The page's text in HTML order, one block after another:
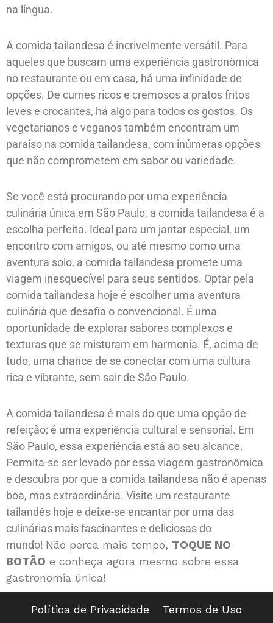
na língua.
A comida tailandesa é incrivelmente versátil. Para
aqueles que buscam uma experiência gastronômica
no restaurante ou em casa, há uma infinidade de
opções. De curries ricos e cremosos a pratos fritos
leves e crocantes, há algo para todos os gostos. Os
vegetarianos e veganos também encontram um
paraíso na comida tailandesa, com inúmeras opções
que não comprometem em sabor ou variedade.
Se você está procurando por uma experiência
culinária única em São Paulo, a comida tailandesa é a
escolha perfeita. Ideal para um jantar especial, um
encontro com amigos, ou até mesmo como uma
aventura solo, a comida tailandesa promete uma
viagem inesquecível para seus sentidos. Optar pela
comida tailandesa hoje é escolher uma aventura
culinária que desafia o convencional. É uma
oportunidade de explorar sabores complexos e
texturas que se misturam em harmonia. É, acima de
tudo, uma chance de se conectar com uma cultura
rica e vibrante, sem sair de São Paulo.
A comida tailandesa é mais do que uma opção de
refeição; é uma experiência cultural e sensorial. Em
São Paulo, essa experiência está ao seu alcance.
Permita-se ser levado por essa viagem gastronômica
e descubra por que a comida tailandesa não é apenas
boa, mas extraordinária. Visite um restaurante
tailandês hoje e deixe-se encantar por uma das
culinárias mais fascinantes e deliciosas do
mundo! Não perca mais tempo, TOQUE NO
BOTÃO e conheça agora mesmo sobre essa
gastronomia única!
Política de Privacidade Termos de Uso